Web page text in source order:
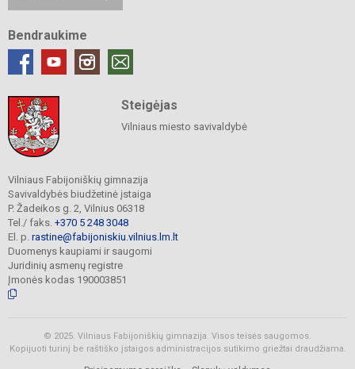
Bendraukime
Steigėjas
Vilniaus miesto savivaldybė
Vilniaus Fabijoniškių gimnazija
Savivaldybės biudžetinė įstaiga
P. Žadeikos g. 2, Vilnius 06318
Tel./ faks. +370 5 248 3048
El. p. rastine@fabijoniskiu.vilnius.lm.lt
Duomenys kaupiami ir saugomi
Juridinių asmenų registre
Įmonės kodas 190003851
© 2025. Vilniaus Fabijoniškių gimnazija. Visos teisės saugomos.
Kopijuoti turinį be raštiško įstaigos administracijos sutikimo griežtai draudžiama.